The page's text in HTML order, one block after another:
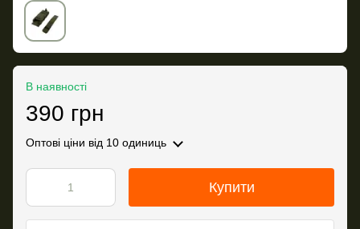
В наявності
390 грн
Оптові ціни від 10 одиниць
Купити